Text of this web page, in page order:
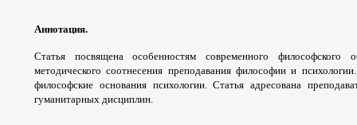
Аннотация.
Статья посвящена особенностямсовременного философского
методическогосоотнесения преподавания философии и
философские основания психологии.Статья адресована
гуманитарных дисциплин.